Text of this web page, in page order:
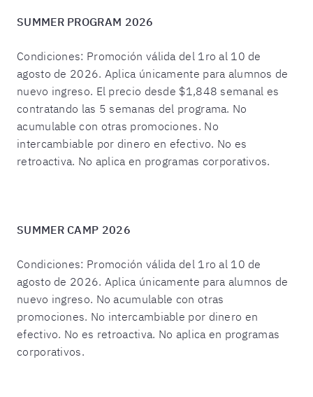
SUMMER PROGRAM 2026
Condiciones: Promoción válida del 1ro al 10 de
agosto de 2026. Aplica únicamente para alumnos de
nuevo ingreso. El precio desde $1,848 semanal es
contratando las 5 semanas del programa. No
acumulable con otras promociones. No
intercambiable por dinero en efectivo. No es
retroactiva. No aplica en programas corporativos.
SUMMER CAMP 2026
Condiciones: Promoción válida del 1ro al 10 de
agosto de 2026. Aplica únicamente para alumnos de
nuevo ingreso. No acumulable con otras
promociones. No intercambiable por dinero en
efectivo. No es retroactiva. No aplica en programas
corporativos.